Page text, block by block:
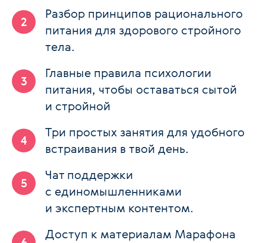
Разбор принципов рационального
питания для здорового стройного
тела.
Главные правила психологии
питания, чтобы оставаться сытой
и стройной
Три простых занятия для удобного
встраивания в твой день.
Чат поддержки
с единомышленниками
и экспертным контентом.
Доступ к материалам Марафона